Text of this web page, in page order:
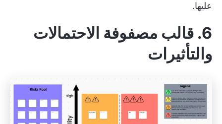
عليها.
6. قالب مصفوفة الاحتمالات
والتأثيرات